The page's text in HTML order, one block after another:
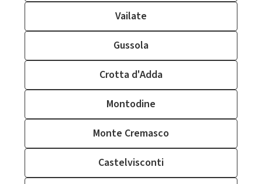
Vailate
Gussola
Crotta d'Adda
Montodine
Monte Cremasco
Castelvisconti